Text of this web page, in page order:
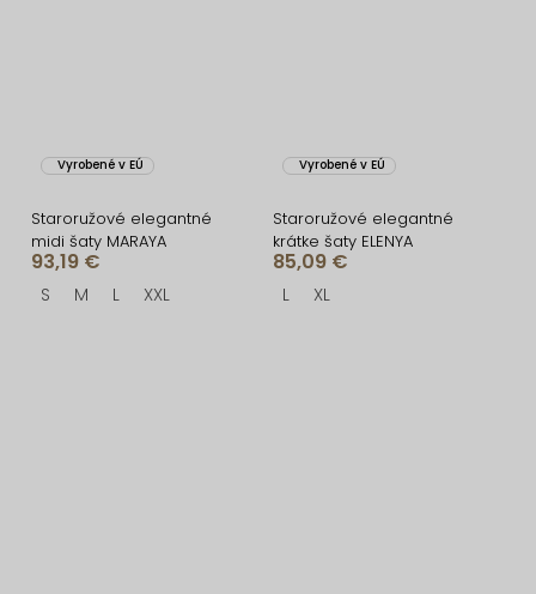
Vyrobené v EÚ
Staroružové elegantné
midi šaty MARAYA
93,19 €
S M L XXL
Vyrobené v EÚ
Staroružové elegantné
krátke šaty ELENYA
85,09 €
L XL